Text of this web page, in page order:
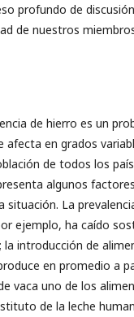
profundo de
de nuestros
de hierro es un
afecta en grados
de todos los
algunos
situación. La
ejemplo, ha caído
la introducción de
en promedio a
vaca uno de los
de la leche